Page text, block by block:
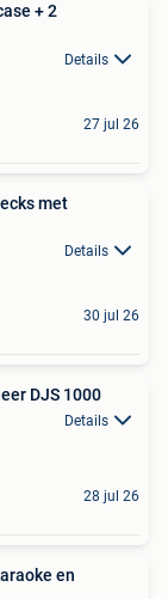
+ 2
Details
27 jul 26
met
Details
30 jul 26
DJS 1000
Details
28 jul 26
en